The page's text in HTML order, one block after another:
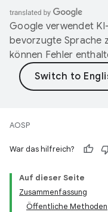
Google verwendet
bevorzugte Sprache
können Fehler
AOSP
War das hilfreich?
Auf dieser Seite
Zusammenfassung
Öffentliche Methoden